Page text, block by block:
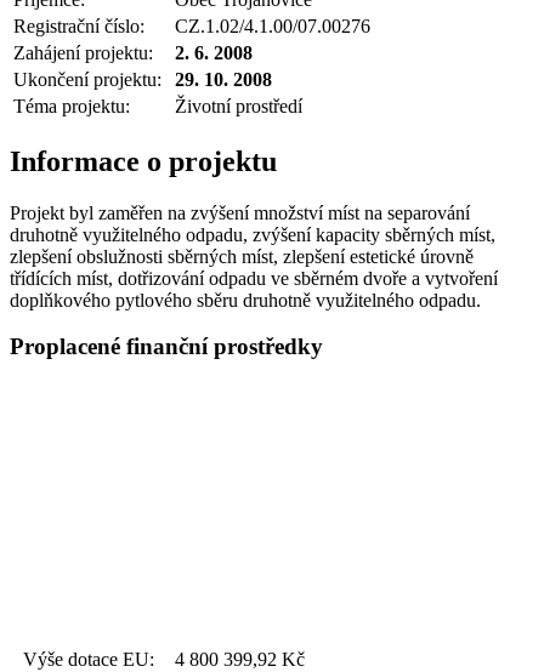
Registrační číslo:
CZ.1.02/4.1.00/07.00276
Zahájení projektu:
2. 6. 2008
Ukončení projektu:
29. 10. 2008
Téma projektu:
Životní prostředí
Informace o projektu
Projekt byl zaměřen na zvýšení množství míst na separování
druhotně využitelného odpadu, zvýšení kapacity sběrných míst,
zlepšení obslužnosti sběrných míst, zlepšení estetické úrovně
třídících míst, dotřizování odpadu ve sběrném dvoře a vytvoření
doplňkového pytlového sběru druhotně využitelného odpadu.
Proplacené finanční prostředky
Výše dotace EU: 4 800 399,92 Kč